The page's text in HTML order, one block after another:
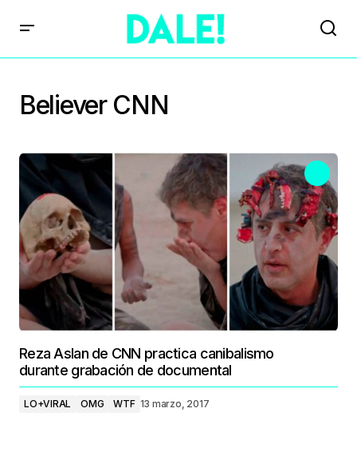
Believer CNN
Reza Aslan de CNN practica canibalismo
durante grabación de documental
LO+VIRAL OMG WTF 13 marzo, 2017